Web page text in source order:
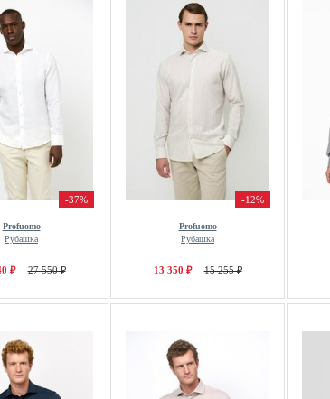
-37%
Profuomo
Рубашка
₽ 27 550 ₽
-12%
Profuomo
Рубашка
13 350 ₽ 15 255 ₽